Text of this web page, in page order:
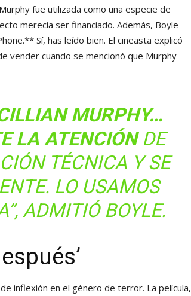
fue utilizada como una especie de
merecía ser financiado. Además, Boyle
Sí, has leído bien. El cineasta explicó
vender cuando se mencionó que Murphy
MURPHY…
LA ATENCIÓNDE
TÉCNICA Y SE
LO USAMOS
ADMITIÓ BOYLE.
inflexión en el género de terror. La película,